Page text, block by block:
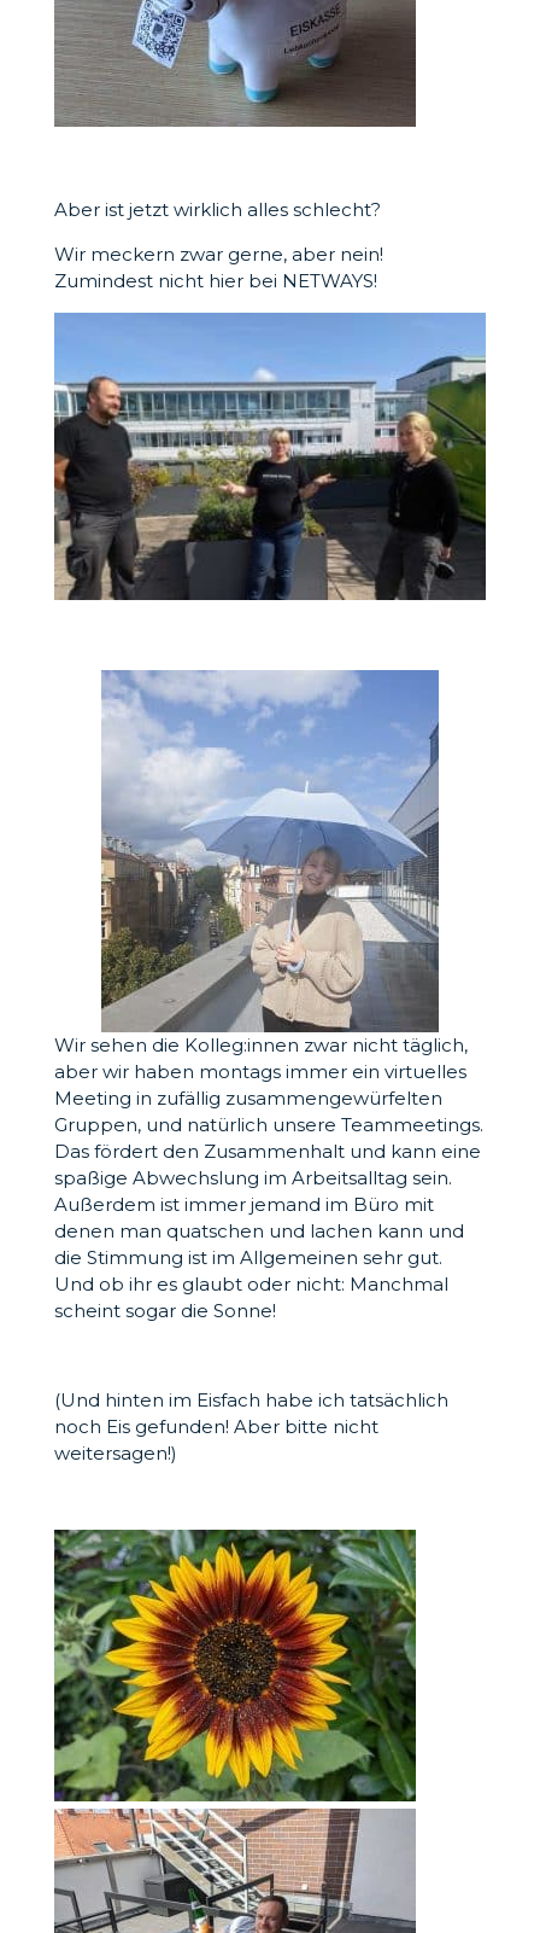
Aber ist jetzt wirklich alles schlecht?
Wir meckern zwar gerne, aber nein!
Zumindest nicht hier bei NETWAYS!
Wir sehen die Kolleg:innen zwar nicht täglich,
aber wir haben montags immer ein virtuelles
Meeting in zufällig zusammengewürfelten
Gruppen, und natürlich unsere Teammeetings.
Das fördert den Zusammenhalt und kann eine
spaßige Abwechslung im Arbeitsalltag sein.
Außerdem ist immer jemand im Büro mit
denen man quatschen und lachen kann und
die Stimmung ist im Allgemeinen sehr gut.
Und ob ihr es glaubt oder nicht: Manchmal
scheint sogar die Sonne!
(Und hinten im Eisfach habe ich tatsächlich
noch Eis gefunden! Aber bitte nicht
weitersagen!)